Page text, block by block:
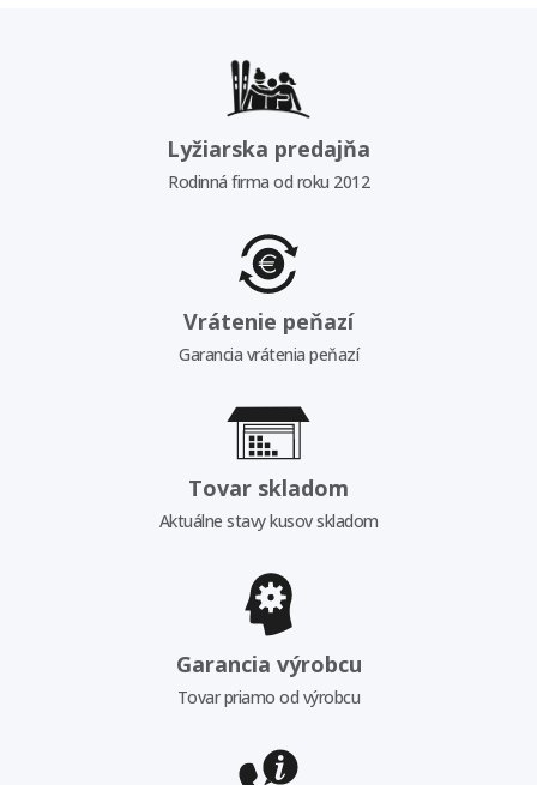
Lyžiarska predajňa
Rodinná firma od roku 2012
Vrátenie peňazí
Garancia vrátenia peňazí
Tovar skladom
Aktuálne stavy kusov skladom
Garancia výrobcu
Tovar priamo od výrobcu